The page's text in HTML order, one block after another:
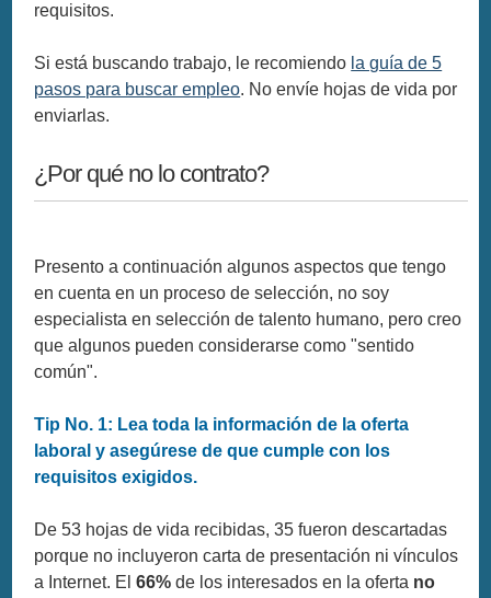
requisitos.
Si está buscando trabajo, le recomiendo la guía de 5
pasos para buscar empleo. No envíe hojas de vida por
enviarlas.
¿Por qué no lo contrato?
Presento a continuación algunos aspectos que tengo
en cuenta en un proceso de selección, no soy
especialista en selección de talento humano, pero creo
que algunos pueden considerarse como "sentido
común".
Tip No. 1: Lea toda la información de la oferta
laboral y asegúrese de que cumple con los
requisitos exigidos.
De 53 hojas de vida recibidas, 35 fueron descartadas
porque no incluyeron carta de presentación ni vínculos
a Internet. El 66% de los interesados en la oferta no